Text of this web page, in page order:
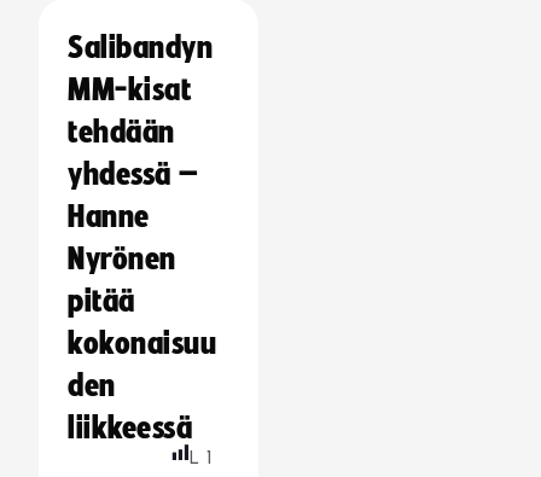
Salibandyn
MM-kisat
tehdään
yhdessä –
Hanne
Nyrönen
pitää
kokonaisuu
den
liikkeessä
L 1